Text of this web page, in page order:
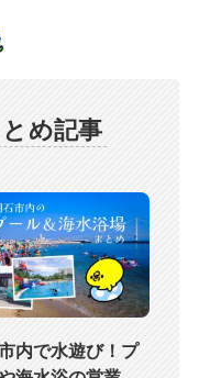
め記事
内で水遊び！プ